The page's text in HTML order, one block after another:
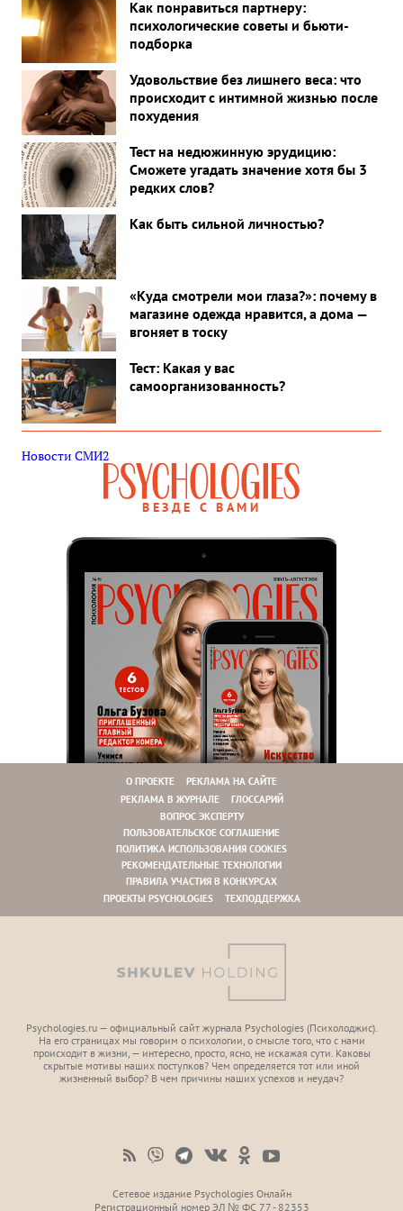
Как понравиться партнеру:
психологические советы и бьюти-
подборка
Удовольствие без лишнего веса: что
происходит с интимной жизнью после
похудения
Тест на недюжинную эрудицию:
Сможете угадать значение хотя бы 3
редких слов?
Как быть сильной личностью?
«Куда смотрели мои глаза?»: почему в
магазине одежда нравится, а дома —
вгоняет в тоску
Тест: Какая у вас
самоорганизованность?
Новости СМИ2
ВЕЗДЕ С ВАМИ
О ПРОЕКТЕ
РЕКЛАМА НА САЙТЕ
РЕКЛАМА В ЖУРНАЛЕ
ГЛОССАРИЙ
ВОПРОС ЭКСПЕРТУ
ПОЛЬЗОВАТЕЛЬСКОЕ СОГЛАШЕНИЕ
ПОЛИТИКА ИСПОЛЬЗОВАНИЯ COOKIES
РЕКОМЕНДАТЕЛЬНЫЕ ТЕХНОЛОГИИ
ПРАВИЛА УЧАСТИЯ В КОНКУРСАХ
ПРОЕКТЫ PSYCHOLOGIES
ТЕХПОДДЕРЖКА
Psychologies.ru — официальный сайт журнала Psychologies (Психoлоджиc).
На его страницах мы говорим о психологии, о смысле того, что с нами
происходит в жизни, — интересно, просто, ясно, не искажая сути. Каковы
скрытые мотивы наших поступков? Чем определяется тот или иной
жизненный выбор? В чем причины наших успехов и неудач?
Сетевое издание Psychologies Онлайн
Регистрационный номер ЭЛ № ФС 77 - 82353